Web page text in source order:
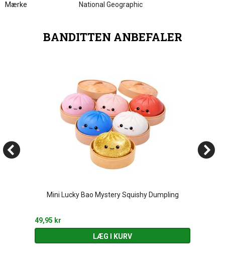
Mærke
National Geographic
BANDITTEN ANBEFALER
Mini Lucky Bao Mystery Squishy Dumpling
49,95 kr
LÆG I KURV